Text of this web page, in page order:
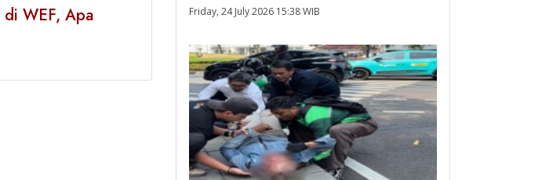
di WEF, Apa
Friday, 24 July 2026 15:38 WIB